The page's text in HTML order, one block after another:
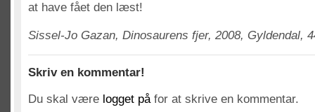
at have fået den læst!
Sissel-Jo Gazan, Dinosaurens fjer, 2008, Gyldendal,
Skriv en kommentar!
Du skal være logget påfor at skrive en kommentar.